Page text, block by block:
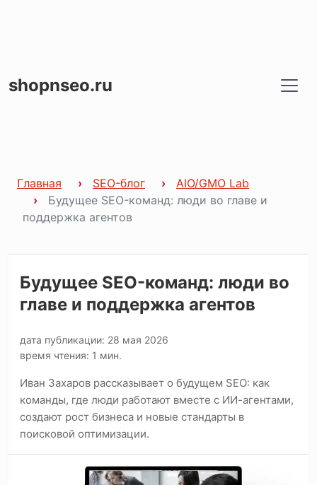
shopnseo.ru
Главная SEO-блог
AIO/GMO Lab
Будущее SEO-команд: люди во главе и
поддержка агентов
Будущее SEO-команд: люди во
главе и поддержка агентов
дата публикации: 28 мая 2026
время чтения: 1 мин.
Иван Захаров рассказывает о будущем SEO: как
команды, где люди работают вместе с ИИ-агентами,
создают рост бизнеса и новые стандарты в
поисковой оптимизации.